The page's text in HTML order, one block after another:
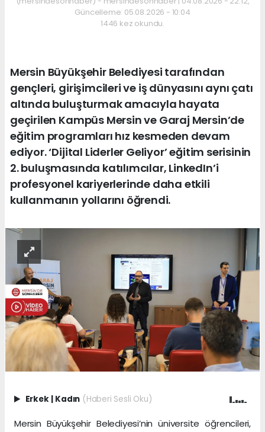
Güncelleme: 05.08.2026 - 10:04
1446 kez okundu.
Mersin Büyükşehir Belediyesi tarafından
gençleri, girişimcileri ve iş dünyasını aynı çatı
altında buluşturmak amacıyla hayata
geçirilen Kampüs Mersin ve Garaj Mersin’de
eğitim programları hız kesmeden devam
ediyor. ‘Dijital Liderler Geliyor’ eğitim serisinin
2. buluşmasında katılımcılar, LinkedIn’i
profesyonel kariyerlerinde daha etkili
kullanmanın yollarını öğrendi.
Erkek | Kadın (Haberi Sesli Oku)
Mersin Büyükşehir Belediyesi’nin üniversite öğrencileri,